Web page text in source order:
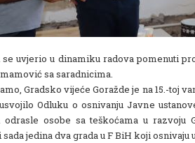
uvjerio u dinamiku radova pomenuti
sa saradnicima.
Gradsko vijeće Goražde je na 15.-toj
Odluku o osnivanju Javne
osobe sa teškoćama u razvoju
sada jedina dva grada u F BiH koji osnivaju